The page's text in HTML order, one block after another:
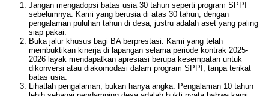
Jangan mengadopsi batas usia 30 tahun seperti program SPPI
sebelumnya. Kami yang berusia di atas 30 tahun, dengan
pengalaman puluhan tahun di desa, justru adalah aset yang paling
siap pakai.
Buka jalur khusus bagi BA berprestasi. Kami yang telah
membuktikan kinerja di lapangan selama periode kontrak 2025-
2026 layak mendapatkan apresiasi berupa kesempatan untuk
dikonversi atau diakomodasi dalam program SPPI, tanpa terikat
batas usia.
Lihatlah pengalaman, bukan hanya angka. Pengalaman 10 tahun